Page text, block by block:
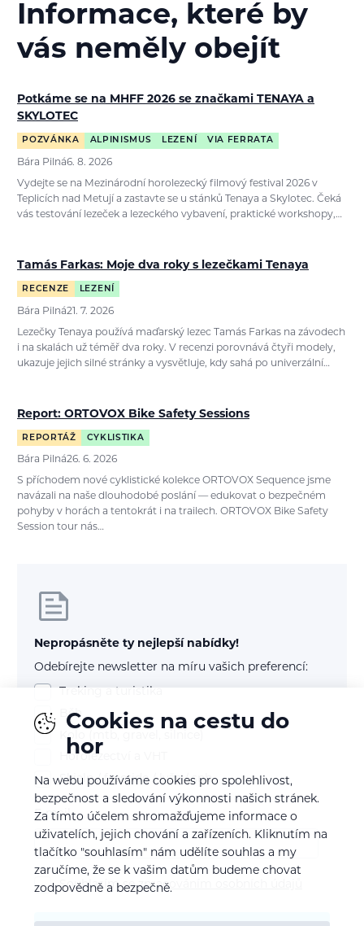
Informace, které by
vás neměly obejít
Potkáme se na MHFF 2026 se značkami TENAYA a
SKYLOTEC
POZVÁNKA ALPINISMUS LEZENÍ VIA FERRATA
Bára Pilná6. 8. 2026
Vydejte se na Mezinárodní horolezecký filmový festival 2026 v
Teplicích nad Metují a zastavte se u stánků Tenaya a Skylotec. Čeká
vás testování lezeček a lezeckého vybavení, praktické workshopy,…
Tamás Farkas: Moje dva roky s lezečkami Tenaya
RECENZE LEZENÍ
Bára Pilná21. 7. 2026
Lezečky Tenaya používá maďarský lezec Tamás Farkas na závodech
i na skalách už téměř dva roky. V recenzi porovnává čtyři modely,
ukazuje jejich silné stránky a vysvětluje, kdy sahá po univerzální…
Report: ORTOVOX Bike Safety Sessions
REPORTÁŽ CYKLISTIKA
Bára Pilná26. 6. 2026
S příchodem nové cyklistické kolekce ORTOVOX Sequence jsme
navázali na naše dlouhodobé poslání — edukovat o bezpečném
pohyby v horách a tentokrát i na trailech. ORTOVOX Bike Safety
Session tour nás…
Nepropásněte ty nejlepší nabídky!
Odebírejte newsletter na míru vašich preferencí:
Běh
Kolo (mtb, gravel, silnice)
Horolezectví a VHT
Skialp / freeride / lyže / snb
E-mail
Souhlasím sezpracováním osobních údajů
Cookies na cestu do
hor
Na webu používáme cookies pro spolehlivost,
bezpečnost a sledování výkonnosti našich stránek.
Za tímto účelem shromažďujeme informace o
uživatelích, jejich chování a zařízeních. Kliknutím na
tlačítko "souhlasím" nám udělíte souhlas a my
zaručíme, že se k vašim datům budeme chovat
zodpovědně a bezpečně.